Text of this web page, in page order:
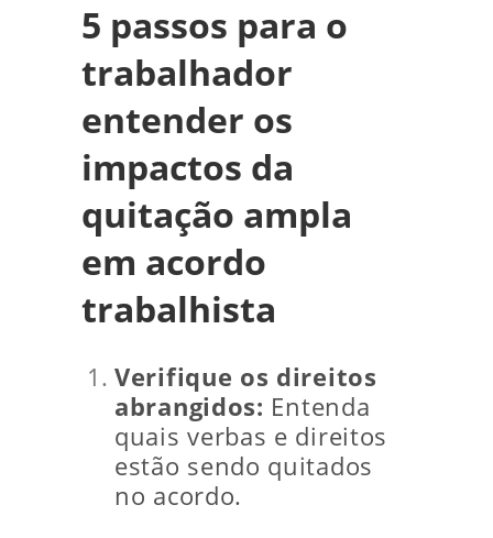
5 passos para o
trabalhador
entender os
impactos da
quitação ampla
em acordo
trabalhista
Verifique os direitos
abrangidos: Entenda
quais verbas e direitos
estão sendo quitados
no acordo.